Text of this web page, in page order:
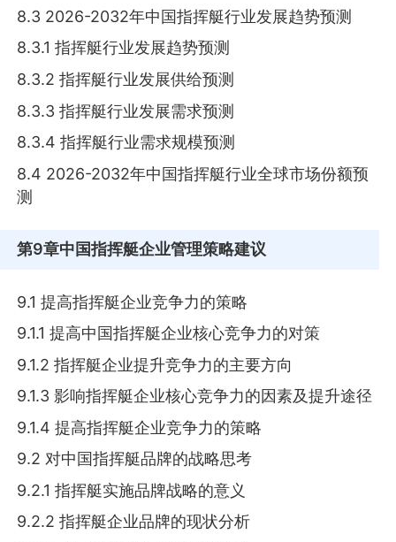
8.3 2026-2032年中国指挥艇行业发展趋势预测
8.3.1 指挥艇行业发展趋势预测
8.3.2 指挥艇行业发展供给预测
8.3.3 指挥艇行业发展需求预测
8.3.4 指挥艇行业需求规模预测
8.4 2026-2032年中国指挥艇行业全球市场份额预
测
第9章中国指挥艇企业管理策略建议
9.1 提高指挥艇企业竞争力的策略
9.1.1 提高中国指挥艇企业核心竞争力的对策
9.1.2 指挥艇企业提升竞争力的主要方向
9.1.3 影响指挥艇企业核心竞争力的因素及提升途径
9.1.4 提高指挥艇企业竞争力的策略
9.2 对中国指挥艇品牌的战略思考
9.2.1 指挥艇实施品牌战略的意义
9.2.2 指挥艇企业品牌的现状分析